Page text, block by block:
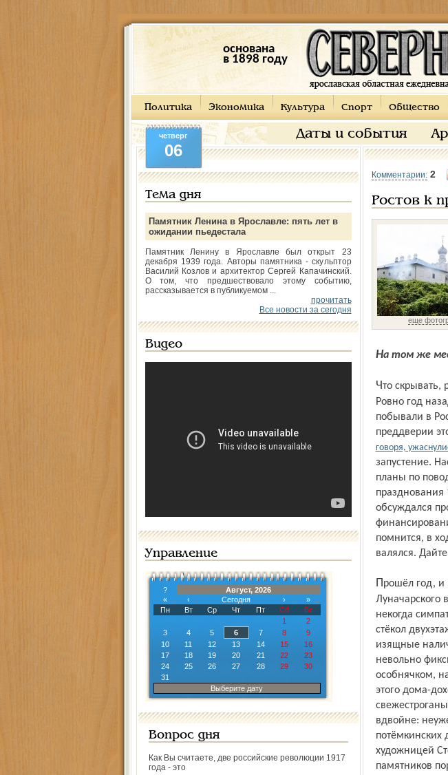
основана
в 1898 году
Политика Экономика Культура Спорт Общество
Даты и события
четверг
06
Тема дня
Памятник Ленина в Ярославле: пять лет в
ожидании пьедестала
Памятник Ленину в Ярославле был открыт 23
декабря 1939 года. Авторы памятника - скульптор
Василий Козлов и архитектор Сергей Капачинский.
О том, что предшествовало этому событию,
рассказывается в публикуемом ...
прочитать
Все новости за сегодня
Видео
Управление
?
Август, 2026
«
‹ Сегодня ›
»
Пн
Вт Ср Чт Пт Сб
Вс
1
2
3
4 5 6 7 8
9
10
11 12 13 14 15
16
17
18 19 20 21 22
23
24
25 26 27 28 29
30
31
Выберите дату
Вопрос дня
Как Вы считаете, две российские революции 1917
года - это
Комментарии: 2
Ростов к
еще
На том же
Что скрывать, русский менталитет таков: гром не грянет – мужик не перекрестится.
Ровно год
побывали в
преддверии
говоря,
запустение.
планы по
празднования
обсуждался
помнится, в
валялся.
Прошёл год, и вот мы снова в Ростове. Неспешно идём от вокзала по улице
Луначарского
некогда
стёкол
изящные
невольно
особнячком,
этого дома-
вдвойне:
потёмкинских
художницей
памятников